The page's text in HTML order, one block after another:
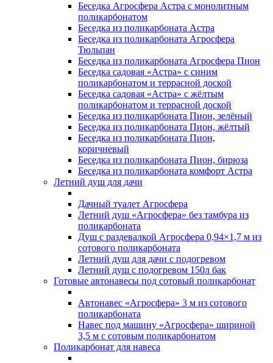
Беседка Агросфера Астра с монолитным
поликарбонатом
Беседка из поликарбоната Астра
Беседка из поликарбоната Агросфера
Тюльпан
Беседка из поликарбоната Агросфера Пион
Беседка садовая «Астра» с синим
поликарбонатом и террасной доской
Беседка садовая «Астра» с жёлтым
поликарбонатом и террасной доской
Беседка из поликарбоната Пион, зелёный
Беседка из поликарбоната Пион, жёлтый
Беседка из поликарбоната Пион,
коричневый
Беседка из поликарбоната Пион, бирюза
Беседка из поликарбоната комфорт Астра
Летний душ для дачи
Дачный туалет Агросфера
Летний душ «Агросфера» без тамбура из
поликарбоната
Душ с раздевалкой Агросфера 0,94×1,7 м из
сотового поликарбоната
Летний душ для дачи с подогревом
Летний душ с подогревом 150л бак
Готовые автонавесы под сотовый поликарбонат
Автонавес «Агросфера» 3 м из сотового
поликарбоната
Навес под машину «Агросфера» шириной
3,5 м с сотовым поликарбонатом
Поликарбонат для навеса